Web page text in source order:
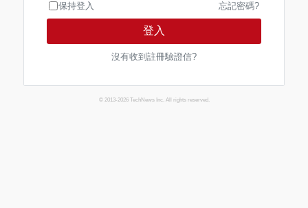
保持登入 忘記密碼?
登入
沒有收到註冊驗證信?
© 2013-2026 TechNews Inc. All rights reserved.